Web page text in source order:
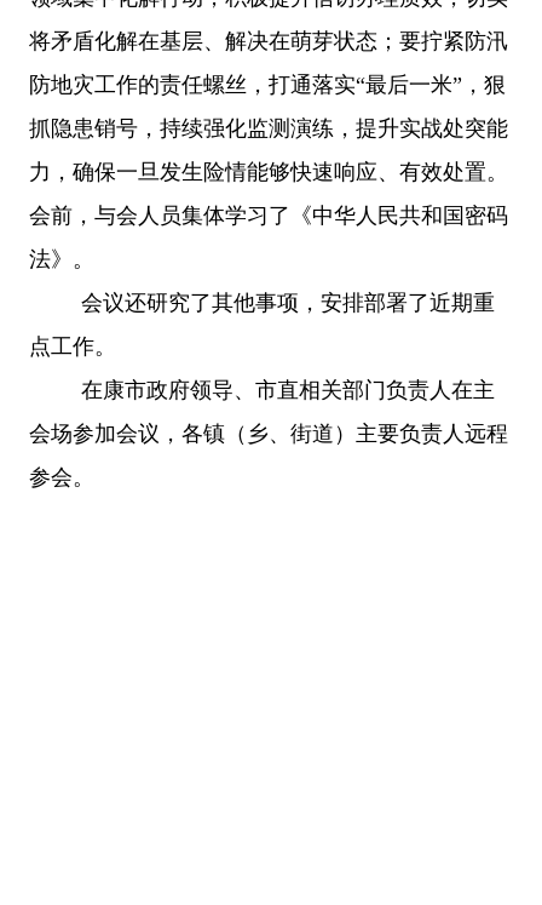
将矛盾化解在基层、解决在萌芽状态；要拧紧防汛
防地灾工作的责任螺丝，打通落实“最后一米”，狠
抓隐患销号，持续强化监测演练，提升实战处突能
力，确保一旦发生险情能够快速响应、有效处置。
会前，与会人员集体学习了《中华人民共和国密码
法》。
会议还研究了其他事项，安排部署了近期重
点工作。
在康市政府领导、市直相关部门负责人在主
会场参加会议，各镇（乡、街道）主要负责人远程
参会。